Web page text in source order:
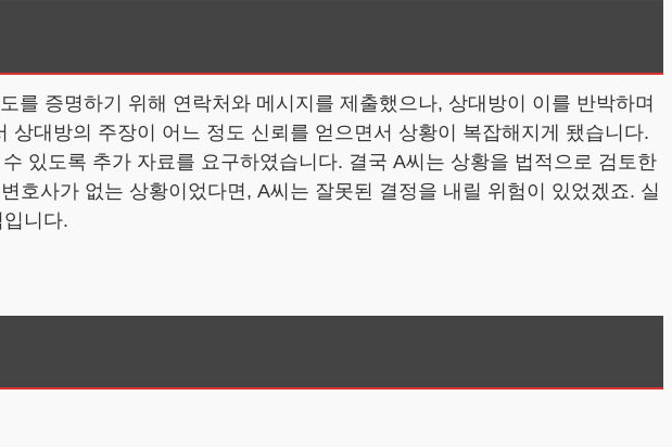
증명하기 위해 연락처와 메시지를 제출했으나, 상대방이 이를 반박하며
대방의 주장이 어느 정도 신뢰를 얻으면서 상황이 복잡해지게 됐습니다.
있도록 추가 자료를 요구하였습니다. 결국 A씨는 상황을 법적으로 검토한
호사가 없는 상황이었다면, A씨는 잘못된 결정을 내릴 위험이 있었겠죠. 실
니다.